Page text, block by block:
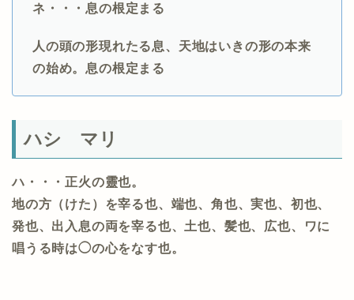
ネ・・・息の根定まる
人の頭の形現れたる息、天地はいきの形の本来
の始め。息の根定まる
ハシ マリ
ハ・・・正火の靈也。
地の方（けた）を宰る也、端也、角也、実也、初也、
発也、出入息の両を宰る也、土也、髪也、広也、ワに
唱うる時は◯の心をなす也。